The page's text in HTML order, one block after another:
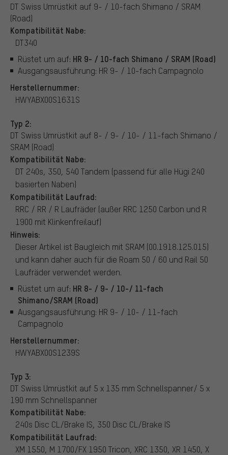
DT Swiss Umrüstkit auf 9- / 10-fach Shimano / SRAM
(Road)
Kompatibilität Nabe:
DT340
Rüstet um auf: HR 9- / 10-fach Shimano / SRAM (Road)
Ausgangsausführung: HR 9- / 10-fach Campagnolo
Herstellernummer:
HWYABX00S1631S
Typ 2:
DT Swiss Umrüstkit auf 8- / 9- / 10- / 11-fach Shimano /
SRAM (Road)
Kompatibilität Nabe:
DT 240s, 350, 540 Tandem (passend für alle Hügi 240
basierten Naben)
Kompatibilität Laufrad:
RRC / RR / R Laufräder (außer RRC 1250 Carbon und R
1900 mit Klinkenfreilauf)
Hinweis:
Dieser Artikel ist Baugleich mit SRAM (00.1918.125.015)
und kann daher auch für die Roam 50 / 60 und Rail 50
Laufräder verwendet werden.
Rüstet um auf: HR 8- / 9- / 10-/ 11-fach
Shimano/SRAM (Road)
Ausgangsausführung: HR 9- / 10- / 11-fach
Campagnolo
Herstellernummer:
HWYABX00S1239S
Typ 3:
DT Swiss Umrüstkit auf 5 x 135 mm Schnellspanner/ 5 x
190 mm Schnellspanner
Kompatibilität Nabe:
240s Disc CL/Brake IS, 350 Disc CL/Brake IS
Kompatibilität Laufrad:
XM 1550, M 1700/FX 1950 Tricon, XRC 1350, XR 1450, X